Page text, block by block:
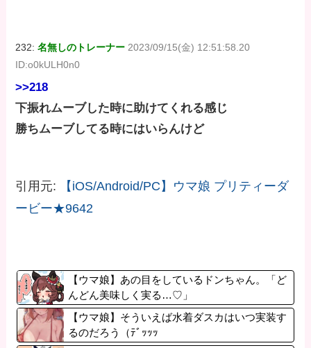
232:名無しのトレーナー 2023/09/15(金) 12:51:58.20
ID:o0kULH0n0
>>218
下振れムーブした時に助けてくれる感じ
勝ちムーブしてる時にはいらんけど
引用元:
【iOS/Android/PC】ウマ娘 プリティーダ
ービー★9642
【ウマ娘】あの目をしているドンちゃん。「ど
んどん美味しく実る…♡」
【ウマ娘】そういえば水着ダスカはいつ実装す
るのだろう（ﾃﾞｯｯｯ